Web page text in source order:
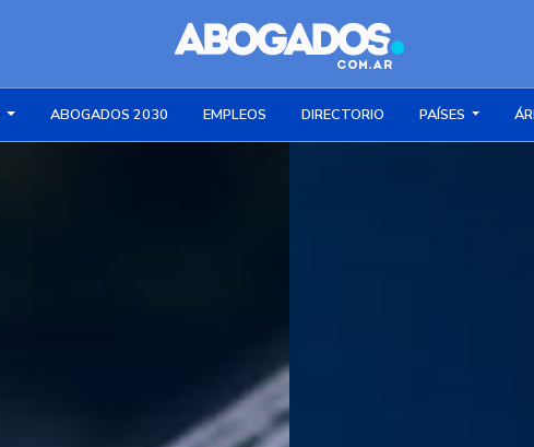
ABOGADOS 2030 EMPLEOS DIRECTORIO PAÍSES